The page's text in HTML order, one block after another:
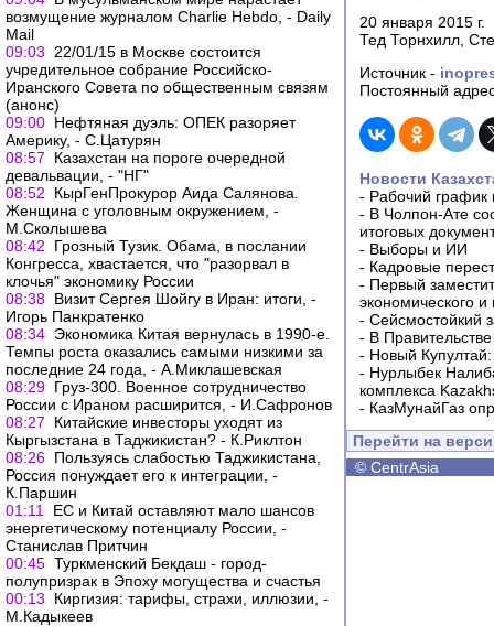
возмущение журналом Charlie Hebdo, - Daily
Mail
09:03
22/01/15 в Москве состоится
учредительное собрание Российско-
Иранского Совета по общественным связям
(анонс)
09:00 Нефтяная дуэль: ОПЕК разоряет
Америку, - С.Цатурян
08:57
Казахстан на пороге очередной
девальвации, - "НГ"
08:52
КырГенПрокурор Аида Салянова.
Женщина с уголовным окружением, -
М.Сколышева
08:42
Грозный Тузик. Обама, в послании
Конгресса, хвастается, что "разорвал в
клочья" экономику России
08:38 Визит Сергея Шойгу в Иран: итоги, -
Игорь Панкратенко
08:34 Экономика Китая вернулась в 1990-е.
Темпы роста оказались самыми низкими за
последние 24 года, - А.Миклашевская
08:29 Груз-300. Военное сотрудничество
России с Ираном расширится, - И.Сафронов
08:27
Китайские инвесторы уходят из
Кыргызстана в Таджикистан? - К.Риклтон
08:26 Пользуясь слабостью Таджикистана,
Россия понуждает его к интеграции, -
К.Паршин
01:11
ЕС и Китай оставляют мало шансов
энергетическому потенциалу России, -
Станислав Притчин
00:45 Туркменский Бекдаш - город-
полупризрак в Эпоху могущества и счастья
00:13
Киргизия: тарифы, страхи, иллюзии, -
М.Кадыкеев
20 января 2015 г.
Тед Торнхилл,
Источник -
Постоянный
Новости
- Рабочий график
- В Чолпон-Ате
итоговых
- Выборы и ИИ
- Кадровые
- Первый
экономического
- Сейсмостойкий
- В
- Новый
- Нурлыбек
комплекса
- КазМунайГаз
Перейти на
© CentrAsia